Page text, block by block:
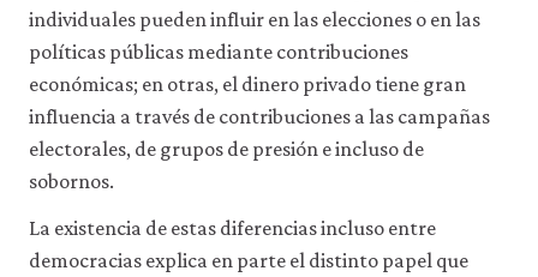
individuales pueden influir en las elecciones o en las
políticas públicas mediante contribuciones
económicas; en otras, el dinero privado tiene gran
influencia a través de contribuciones a las campañas
electorales, de grupos de presión e incluso de
sobornos.
La existencia de estas diferencias incluso entre
democracias explica en parte el distinto papel que